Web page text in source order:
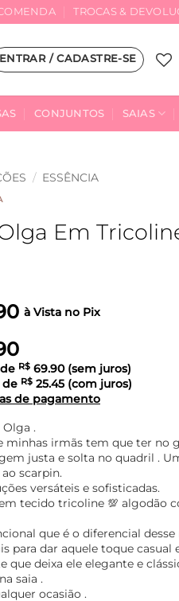
TROCAS &
ENTRAR / CADASTRE-SE
CONJUNTOS SAIAS
/ ESSÊNCIA
Em
à Vista no Pix
R$ 69.90(sem juros)
de R$ 25.45 (com juros)
de pagamento
Olga .
minhas irmãs tem que ter no
justa e solta no quadril .
scarpin.
versáteis e sofisticadas.
tecido tricoline 💯 algodão
que é o diferencial desse
para dar aquele toque casual
que deixa ele elegante e
saia .
ocasião .